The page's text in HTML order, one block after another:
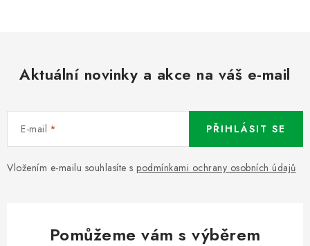
Aktuální novinky a akce na váš e-mail
E-mail
Vložením e-mailu souhlasíte s podmínkami ochrany osobních údajů
PŘIHLÁSIT SE
Pomůžeme vám s výběrem